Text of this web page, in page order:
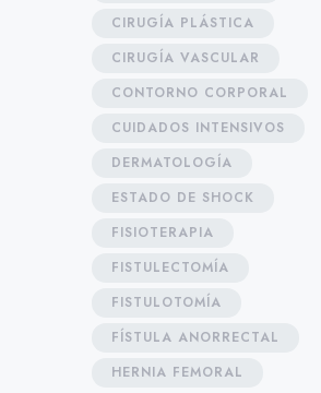
CIRUGÍA PLÁSTICA
CIRUGÍA VASCULAR
CONTORNO CORPORAL
CUIDADOS INTENSIVOS
DERMATOLOGÍA
ESTADO DE SHOCK
FISIOTERAPIA
FISTULECTOMÍA
FISTULOTOMÍA
FÍSTULA ANORRECTAL
HERNIA FEMORAL